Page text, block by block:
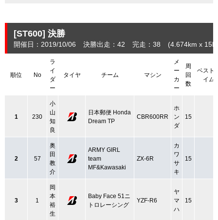
[ST600] 決勝
開催日：2019/10/06 決勝出走：42 完走：38 (4.674km x
順位 No
ラ
イ
ダ
ー
タイヤ チーム マシン
メ
ー
カ
ー
周
回
数
ベスト
イム
1 230
小
山
知
良
日本郵便 Honda
Dream TP
CBR600RR
ホ
ン
ダ
15
2 57
奥
田
教
介
ARMY GIRL
team
MF&Kawasaki
ZX-6R
カ
ワ
サ
キ
15
3 1
岡
本
裕
生
Baby Face 51ニ
トロレーシング
YZF-R6
ヤ
マ
ハ
15